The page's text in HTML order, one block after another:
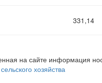
331,14
на сайте информация
хозяйства